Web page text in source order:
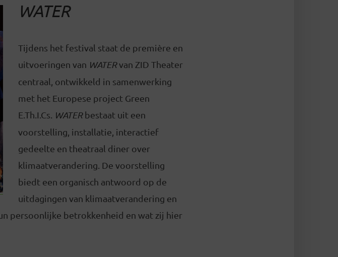
WATER
Tijdens het festival staat de première en
uitvoeringen van WATERvan ZID Theater
centraal, ontwikkeld in samenwerking
met het Europese project Green
E.Th.I.Cs. WATERbestaat uit een
voorstelling, installatie, interactief
gedeelte en theatraal diner over
klimaatverandering. De voorstelling
biedt een organisch antwoord op de
uitdagingen van klimaatverandering en
persoonlijke betrokkenheid en wat zij hier